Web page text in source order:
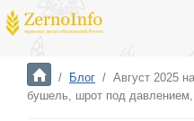
/ Блог / Август 2025
бушель, шрот под